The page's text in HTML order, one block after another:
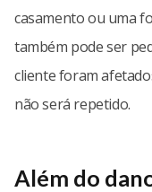
casamento ou uma
também pode ser
cliente foram
não será repetido.
Além do